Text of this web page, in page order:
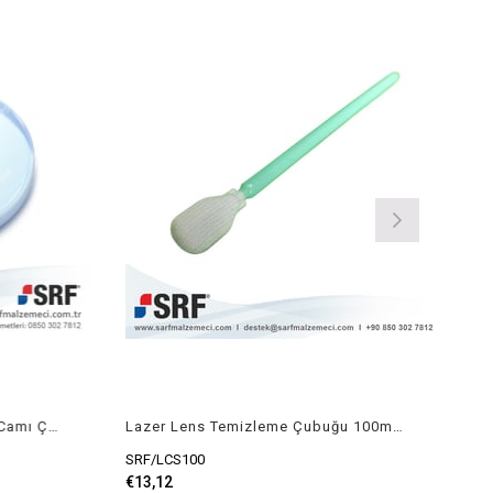
D22.35D4 Lazer Lens Koruma Camı Çap:22.35mm Kalınlık:4mm
Lazer Lens Temizleme Çubuğu 100mm 50ad
SRF/LCS100
€13,12